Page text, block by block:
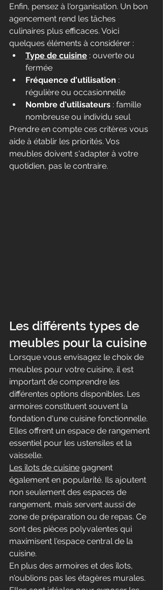
Enfin, pensez à l'organisation. Un bon
agencement rend les tâches
culinaires plus efficaces. Voici
quelques éléments à considérer :
Type de cuisine : ouverte ou
fermée
Fréquence d'utilisation :
régulière ou occasionnelle
Nombre d'utilisateurs : famille
nombreuse ou individu seul
Prendre en compte ces critères vous
aide à établir les priorités. Vos
meubles doivent s'adapter à votre
quotidien, pas le contraire.
Les différents types de
meubles pour la cuisine
Lorsque vous envisagez le choix de
meubles pour votre cuisine, il est
important de comprendre les
différentes options disponibles. Les
armoires constituent souvent la
fondation d'une cuisine fonctionnelle.
Elles offrent un espace de rangement
essentiel pour les ustensiles et la
vaisselle.
Les îlots de cuisine gagnent
également en popularité. Ils ajoutent
non seulement des espaces de
rangement, mais servent aussi de
zone de préparation ou de repas. Ce
sont des pièces polyvalentes qui
maximisent l'espace central de la
cuisine.
En plus des armoires et des îlots,
n'oublions pas les étagères murales.